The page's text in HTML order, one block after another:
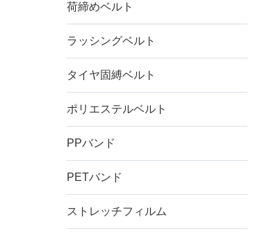
荷締めベルト
ラッシングベルト
タイヤ固縛ベルト
ポリエステルベルト
PPバンド
PETバンド
ストレッチフィルム